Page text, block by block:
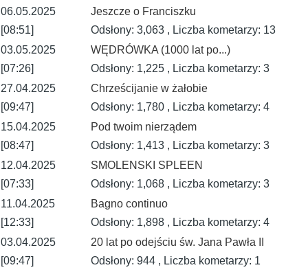
06.05.2025
[08:51]
Jeszcze o Franciszku
Odsłony: 3,063 , Liczba kometarzy: 13
03.05.2025
[07:26]
WĘDRÓWKA (1000 lat po...)
Odsłony: 1,225 , Liczba kometarzy: 3
27.04.2025
[09:47]
Chrześcijanie w żałobie
Odsłony: 1,780 , Liczba kometarzy: 4
15.04.2025
[08:47]
Pod twoim nierządem
Odsłony: 1,413 , Liczba kometarzy: 3
12.04.2025
[07:33]
SMOLENSKI SPLEEN
Odsłony: 1,068 , Liczba kometarzy: 3
11.04.2025
[12:33]
Bagno continuo
Odsłony: 1,898 , Liczba kometarzy: 4
03.04.2025
[09:47]
20 lat po odejściu św. Jana Pawła II
Odsłony: 944 , Liczba kometarzy: 1